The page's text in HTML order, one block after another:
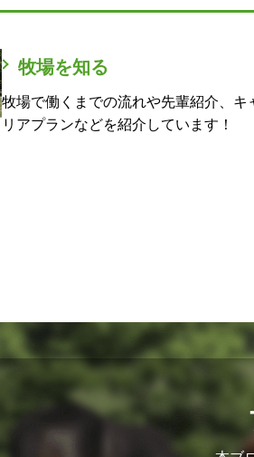
牧場を知る
牧場で働くまでの流れや先輩紹介、キ
リアプランなどを紹介しています！